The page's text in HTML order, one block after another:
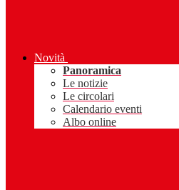
Novità
Panoramica
Le notizie
Le circolari
Calendario eventi
Albo online